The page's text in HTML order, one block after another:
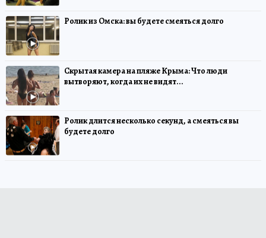
Ролик из Омска: вы будете смеяться долго
Скрытая камера на пляже Крыма: Что люди
вытворяют, когда их не видят...
Ролик длится несколько секунд, а смеяться вы
будете долго